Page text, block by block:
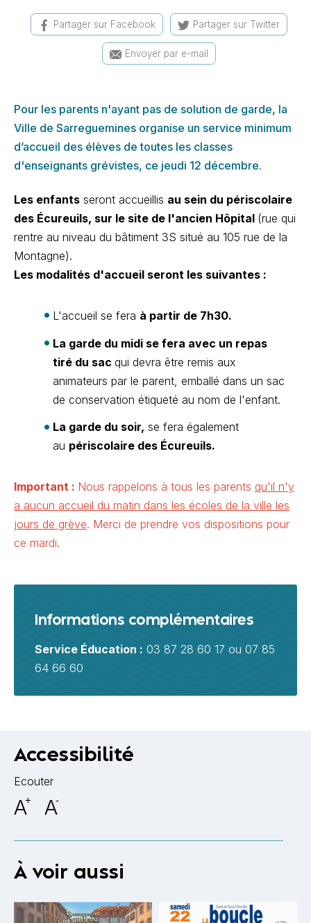
Partager sur Facebook Partager sur Twitter
Envoyer par e-mail
Pour les parents n'ayant pas de solution de garde, la
Ville de Sarreguemines organise un service minimum
d’accueil des élèves de toutes les classes
d'enseignants grévistes, ce jeudi 12 décembre.
Les enfants seront accueillis au sein du périscolaire
des Écureuils, sur le site de l'ancien Hôpital (rue qui
rentre au niveau du bâtiment 3S situé au 105 rue de la
Montagne).
Les modalités d'accueil seront les suivantes :
L'accueil se fera à partir de 7h30.
La garde du midi se fera avec un repas
tiré du sac qui devra être remis aux
animateurs par le parent, emballé dans un sac
de conservation étiqueté au nom de l'enfant.
La garde du soir, se fera également
au périscolaire des Écureuils.
Important : Nous rappelons à tous les parents qu'il n'y
a aucun accueil du matin dans les écoles de la ville les
jours de grève. Merci de prendre vos dispositions pour
ce mardi.
Informations complémentaires
Service Éducation : 03 87 28 60 17 ou 07 85
64 66 60
Accessibilité
Ecouter
A+ A-
À voir aussi